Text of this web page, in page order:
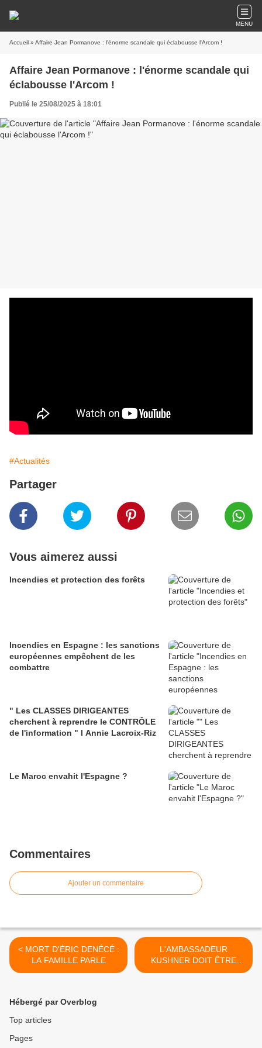
MENU
Accueil » Affaire Jean Pormanove : l'énorme scandale qui éclabousse l'Arcom !
Affaire Jean Pormanove : l'énorme scandale qui
éclabousse l'Arcom !
Publié le 25/08/2025 à 18:01
#Actualités
Partager
Vous aimerez aussi
Incendies et protection des forêts
Incendies en Espagne : les sanctions
européennes empêchent de les
combattre
" Les CLASSES DIRIGEANTES
cherchent à reprendre le CONTRÔLE
de l'information " l Annie Lacroix-Riz
Le Maroc envahit l'Espagne ?
Commentaires
Ajouter un commentaire
< MORT D'ÉRIC DENÉCÉ :
LA FAMILLE PARLE
L'AMBASSADEUR
KUSHNER DOIT ÊTRE
DÉCLARÉ "PERSONA NON
Hébergé par Overblog
Top articles
Pages